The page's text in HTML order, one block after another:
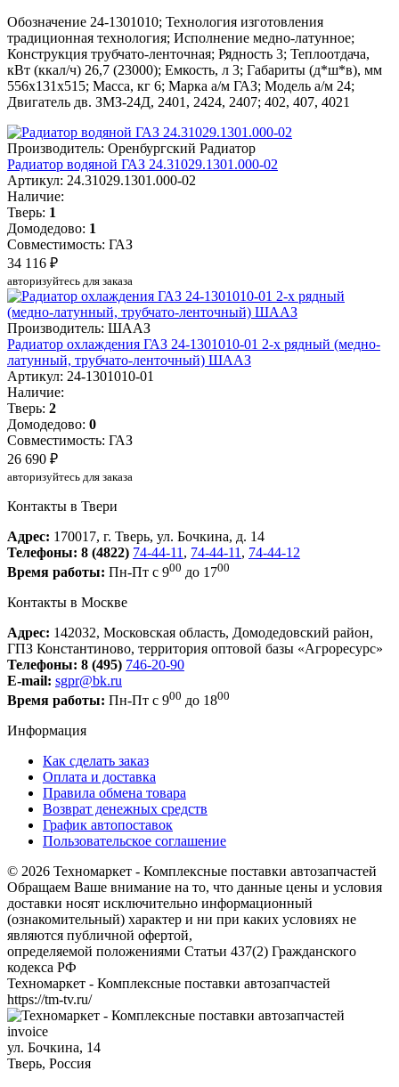
Обозначение 24-1301010; Технология изготовления
традиционная технология; Исполнение медно-латунное;
Конструкция трубчато-ленточная; Рядность 3; Теплоотдача,
кВт (ккал/ч) 26,7 (23000); Емкость, л 3; Габариты (д*ш*в), мм
556х131х515; Масса, кг 6; Марка а/м ГАЗ; Модель а/м 24;
Двигатель дв. ЗМЗ-24Д, 2401, 2424, 2407; 402, 407, 4021
Производитель: Оренбургский Радиатор
Радиатор водяной ГАЗ 24.31029.1301.000-02
Артикул: 24.31029.1301.000-02
Наличие:
Тверь: 1
Домодедово: 1
Совместимость: ГАЗ
34 116 ₽
авторизуйтесь для заказа
Производитель: ШААЗ
Радиатор охлаждения ГАЗ 24-1301010-01 2-х рядный (медно-
латунный, трубчато-ленточный) ШААЗ
Артикул: 24-1301010-01
Наличие:
Тверь: 2
Домодедово: 0
Совместимость: ГАЗ
26 690 ₽
авторизуйтесь для заказа
Контакты в Твери
Адрес: 170017, г. Тверь, ул. Бочкина, д. 14
Телефоны: 8 (4822) 74-44-11 , 74-44-11 , 74-44-12
Время работы: Пн-Пт с 900 до 1700
Контакты в Москве
Адрес: 142032, Московская область, Домодедовский район,
ГПЗ Константиново, территория оптовой базы «Агроресурс»
Телефоны: 8 (495) 746-20-90
E-mail: sgpr@bk.ru
Время работы: Пн-Пт с 900 до 1800
Информация
Как сделать заказ
Оплата и доставка
Правила обмена товара
Возврат денежных средств
График автопоставок
Пользовательское соглашение
© 2026 Техномаркет - Комплексные поставки автозапчастей
Обращаем Ваше внимание на то, что данные цены и условия
доставки носят исключительно информационный
(ознакомительный) характер и ни при каких условиях не
являются публичной офертой,
определяемой положениями Статьи 437(2) Гражданского
кодекса РФ
Техномаркет - Комплексные поставки автозапчастей
https://tm-tv.ru/
invoice
ул. Бочкина, 14
Тверь, Россия